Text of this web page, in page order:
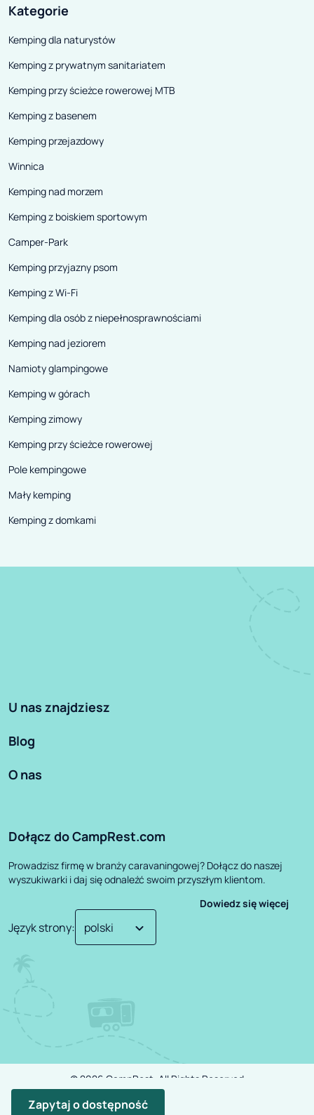
Zapytaj o dostępność
Kategorie
Kemping dla naturystów
Kemping z prywatnym sanitariatem
Kemping przy ścieżce rowerowej MTB
Kemping z basenem
Kemping przejazdowy
Winnica
Kemping nad morzem
Kemping z boiskiem sportowym
Camper-Park
Kemping przyjazny psom
Kemping z Wi-Fi
Kemping dla osób z niepełnosprawnościami
Kemping nad jeziorem
Namioty glampingowe
Kemping w górach
Kemping zimowy
Kemping przy ścieżce rowerowej
Pole kempingowe
Mały kemping
Kemping z domkami
U nas znajdziesz
Blog
O nas
Dołącz do CampRest.com
Prowadzisz firmę w branży caravaningowej? Dołącz do naszej
wyszukiwarki i daj się odnaleźć swoim przyszłym klientom.
Dowiedz się więcej
Język strony:
©2026 CampRest. All Rights Reserved
Polityka Prywatności